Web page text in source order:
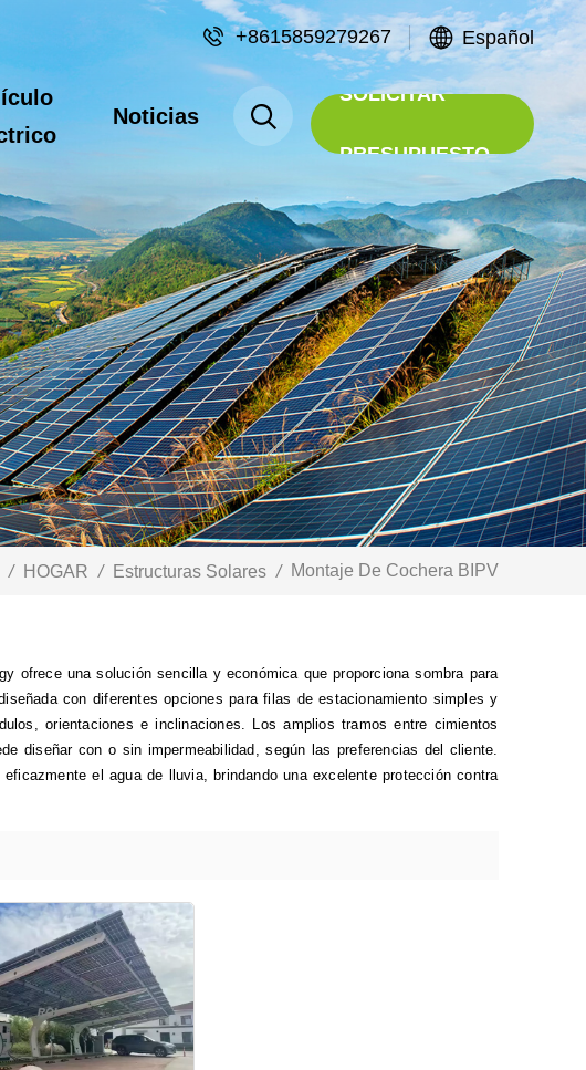
+8615859279267 Español
Noticias
SOLICITAR
PRESUPUESTO
/ HOGAR / Estructuras Solares / Montaje De Cochera BIPV
ofrece una solución sencilla y económica que proporciona sombra para
con diferentes opciones para filas de estacionamiento simples y
orientaciones e inclinaciones. Los amplios tramos entre cimientos
diseñar con o sin impermeabilidad, según las preferencias del cliente.
el agua de lluvia, brindando una excelente protección contra